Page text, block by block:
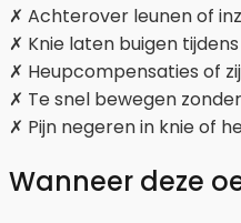
✗ Achterover leunen of
✗ Knie laten buigen
✗ Heupcompensaties of
✗ Te snel bewegen
✗ Pijn negeren in knie of
Wanneer deze